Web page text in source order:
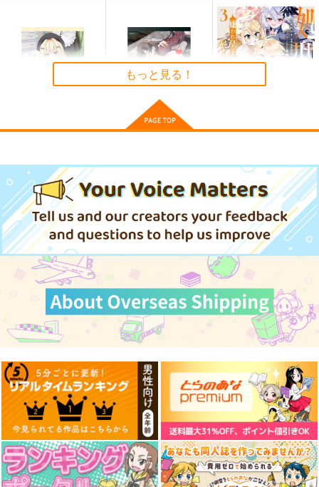
カート カート
サンプル
カート
競売でマンションを買
った話。３
さくら研究室
（税込）
作者
サンプル
カート
壁配置の話２
さくら研究室
オリジナル
作者
パイセン
サンプル
カート
通勤道中であの娘がぱ
んつを見せてくる本13
嘘つき屋
662円（税込）
オリジナル
サンプル
カート
タペストリー（女友達
は頼めば意外とヤらせ
てくれる 5）
KADOKAWA
1,100円 （税込）
サンプル
作品詳細
ストリー（ガールズゾ
ンビパーティー 5）
竹書房
サンプル
作品詳細
れ皇子のやり直し 3
一迅社
858 （税込）
サンプル
作品詳細
もっと見る！